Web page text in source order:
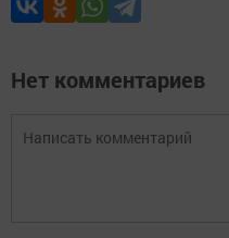
Нет комментариев